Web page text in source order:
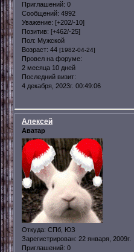
Приглашений: 0
Сообщений: 4992
Уважение: [+202/-10]
Позитив: [+462/-25]
Пол: Мужской
Возраст: 44 [1982-04-24]
Провел на форуме:
2 месяца 10 дней
Последний визит:
4 декабря, 2023г. 00:49:06
Алексей
Аватар
Откуда: СПб, ЮЗ
Зарегистрирован: 22 января, 2009г.
Приглашений: 0